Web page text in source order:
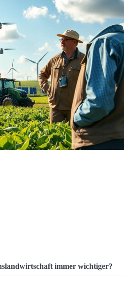
immer wichtiger?